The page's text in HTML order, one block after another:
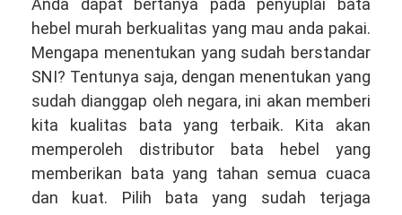
Anda dapat bertanya pada penyuplai bata
hebel murah berkualitas yang mau anda pakai.
Mengapa menentukan yang sudah berstandar
SNI? Tentunya saja, dengan menentukan yang
sudah dianggap oleh negara, ini akan memberi
kita kualitas bata yang terbaik. Kita akan
memperoleh distributor bata hebel yang
memberikan bata yang tahan semua cuaca
dan kuat. Pilih bata yang sudah terjaga